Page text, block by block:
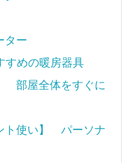
ター
めの暖房器具
部屋全体をすぐに
ト使い】 パーソナ